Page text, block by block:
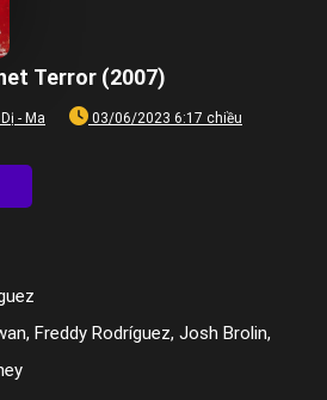
Terror (2007)
- Ma 03/06/2023 6:17 chiều
Freddy Rodríguez, Josh Brolin,